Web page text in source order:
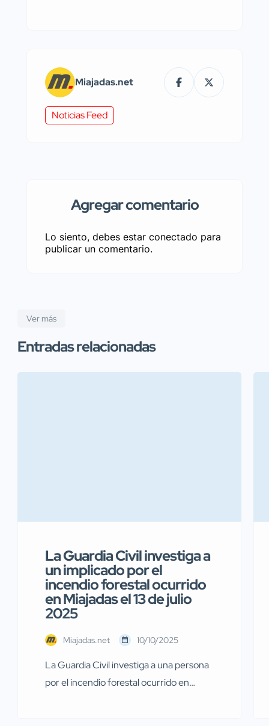
Miajadas.net
Noticias Feed
Agregar comentario
Lo siento, debes estar conectado para
publicar un comentario.
Ver más
Entradas relacionadas
La Guardia Civil investiga a
un implicado por el
incendio forestal ocurrido
en Miajadas el 13 de julio
2025
Miajadas.net 10/10/2025
La Guardia Civil investiga a una persona
por el incendio forestal ocurrido en